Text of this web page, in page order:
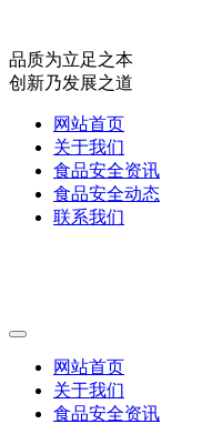
品质为立足之本
创新乃发展之道
网站首页
关于我们
食品安全资讯
食品安全动态
联系我们
网站首页
关于我们
食品安全资讯